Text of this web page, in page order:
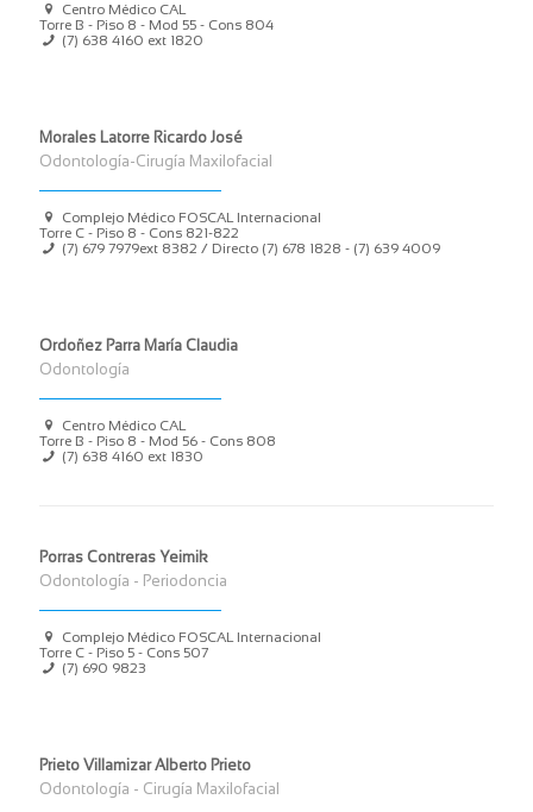
Centro Médico CAL
Torre B - Piso 8 - Mod 55 - Cons 804
(7) 638 4160 ext 1820
Morales Latorre Ricardo José
Odontología-Cirugía Maxilofacial
Complejo Médico FOSCAL Internacional
Torre C - Piso 8 - Cons 821-822
(7) 679 7979ext 8382 / Directo (7) 678 1828 - (7) 639 4009
Ordoñez Parra María Claudia
Odontología
Centro Médico CAL
Torre B - Piso 8 - Mod 56 - Cons 808
(7) 638 4160 ext 1830
Porras Contreras Yeimik
Odontología - Periodoncia
Complejo Médico FOSCAL Internacional
Torre C - Piso 5 - Cons 507
(7) 690 9823
Prieto Villamizar Alberto Prieto
Odontología - Cirugía Maxilofacial